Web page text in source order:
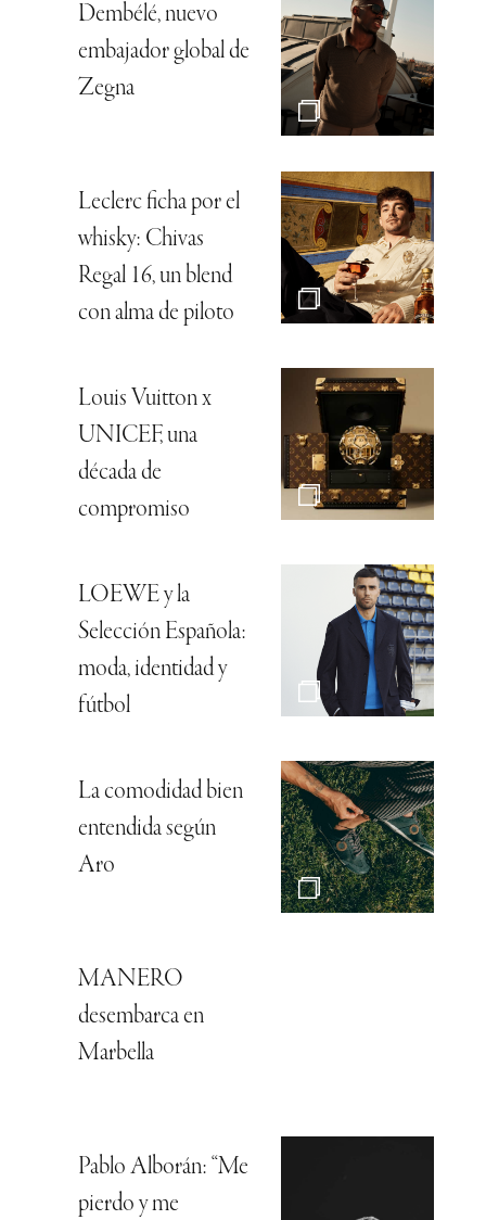
Dembélé, nuevo
embajador global de
Zegna
Leclerc ficha por el
whisky: Chivas
Regal 16, un blend
con alma de piloto
Louis Vuitton x
UNICEF, una
década de
compromiso
LOEWE y la
Selección Española:
moda, identidad y
fútbol
La comodidad bien
entendida según
Aro
MANERO
desembarca en
Marbella
Pablo Alborán: “Me
pierdo y me